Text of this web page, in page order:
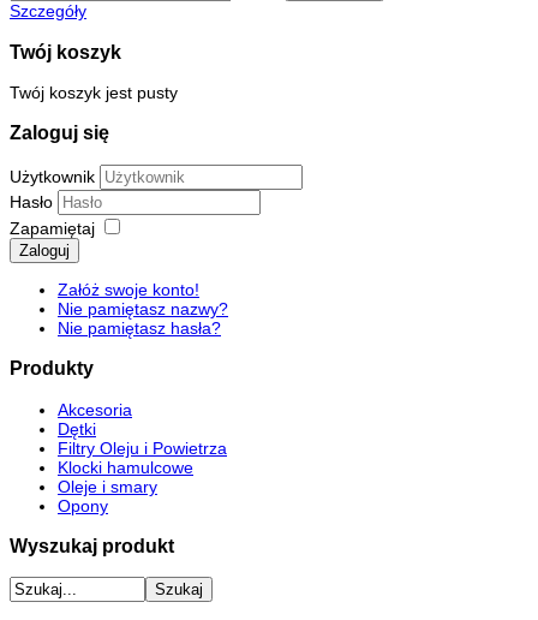
Szczegóły
Twój koszyk
Twój koszyk jest pusty
Zaloguj się
Użytkownik
Hasło
Zapamiętaj
Zaloguj
Załóż swoje konto!
Nie pamiętasz nazwy?
Nie pamiętasz hasła?
Produkty
Akcesoria
Dętki
Filtry Oleju i Powietrza
Klocki hamulcowe
Oleje i smary
Opony
Wyszukaj produkt